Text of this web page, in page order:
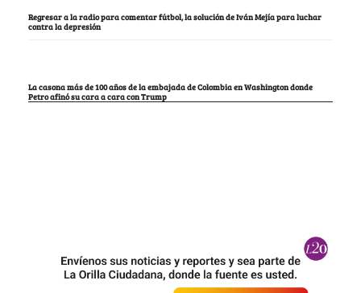
Regresar a la radio para comentar fútbol, la solución de Iván Mejía para luchar
contra la depresión
La casona más de 100 años de la embajada de Colombia en Washington donde
Petro afinó su cara a cara con Trump